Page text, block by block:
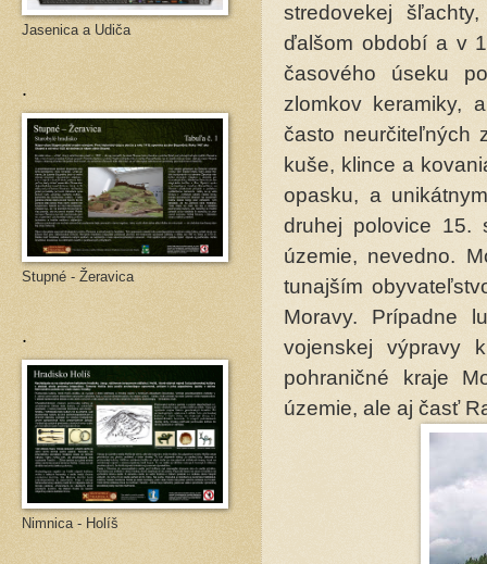
stredovekej
ďalšom období a v
časového úseku
zlomkov keramiky,
často neurčiteľných
kuše, klince a
opasku, a
druhej polovice 15.
územie, nevedno.
tunajším
Moravy. Prípadne
vojenskej výpravy
pohraničné kraje
územie, ale aj časť
Jasenica a Udiča
.
Stupné - Žeravica
.
Nimnica - Holíš